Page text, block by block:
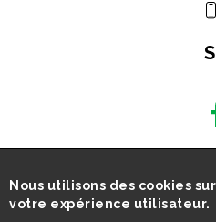
Nous utilisons des cookies
votre expérience utilisateur.